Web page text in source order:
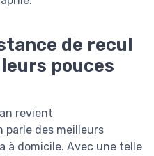
de recul
pouces
revient
parle des meilleurs
à domicile. Avec une telle